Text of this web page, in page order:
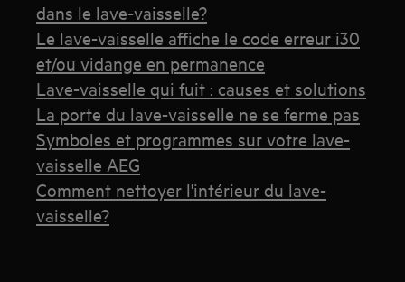
dans le lave-vaisselle?
Le lave-vaisselle affiche le code erreur i30
et/ou vidange en permanence
Lave-vaisselle qui fuit : causes et solutions
La porte du lave-vaisselle ne se ferme pas
Symboles et programmes sur votre lave-
vaisselle AEG
Comment nettoyer l'intérieur du lave-
vaisselle?